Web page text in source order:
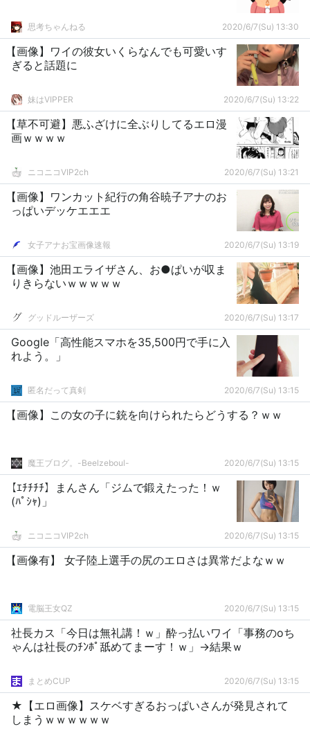
思考ちゃんねる 2020/6/7(Su) 13:30
【画像】ワイの彼女いくらなんでも可愛いす
ぎると話題に
妹はVIPPER 2020/6/7(Su) 13:22
【草不可避】悪ふざけに全ぶりしてるエロ漫
画ｗｗｗｗ
ニコニコVIP2ch 2020/6/7(Su) 13:21
【画像】ワンカット紀行の角谷暁子アナのお
っぱいデッケエエエ
女子アナお宝画像速報 2020/6/7(Su) 13:19
【画像】池田エライザさん、お●ぱいが収ま
りきらないｗｗｗｗｗ
グッドルーザーズ 2020/6/7(Su) 13:17
Google「高性能スマホを35,500円で手に入
れよう。」
匿名だって真剣 2020/6/7(Su) 13:15
【画像】この女の子に銃を向けられたらどうする？ｗｗ
魔王ブログ。-Beelzeboul- 2020/6/7(Su) 13:15
【ｴﾁﾁﾁﾁ】まんさん「ジムで鍛えたった！ｗ
(ﾊﾟｼｬ)」
ニコニコVIP2ch 2020/6/7(Su) 13:15
【画像有】 女子陸上選手の尻のエロさは異常だよなｗｗ
電脳王女QZ 2020/6/7(Su) 13:15
社長カス「今日は無礼講！ｗ」酔っ払いワイ「事務のoち
ゃんは社長のﾁﾝﾎﾟ舐めてまーす！ｗ」→結果ｗ
まとめCUP 2020/6/7(Su) 13:15
★【エロ画像】スケベすぎるおっぱいさんが発見されて
しまうｗｗｗｗｗｗ